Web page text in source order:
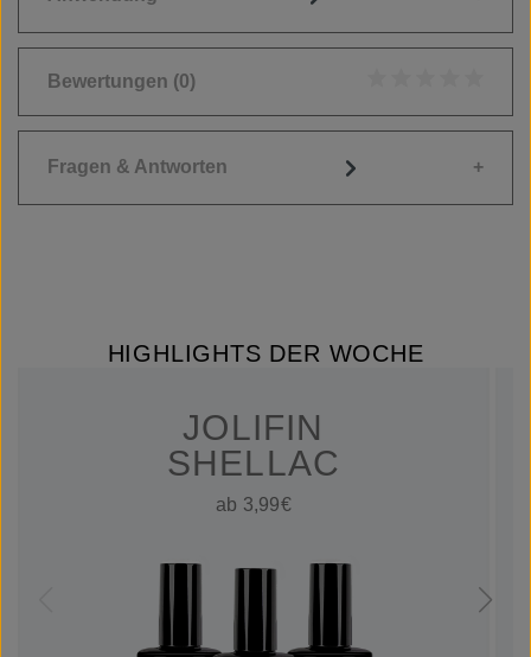
Bewertungen (0)
Fragen & Antworten
HIGHLIGHTS DER WOCHE
JOLIFIN
SHELLAC
ab 3,99€